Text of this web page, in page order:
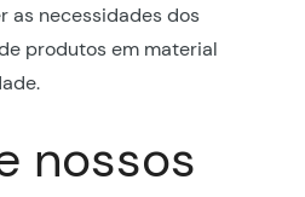
as necessidades dos
produtos em material
nossos